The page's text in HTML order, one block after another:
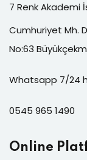
7 Renk Akademi
Cumhuriyet Mh.
No:63
Whatsapp 7/24
0545 965 1490
Online